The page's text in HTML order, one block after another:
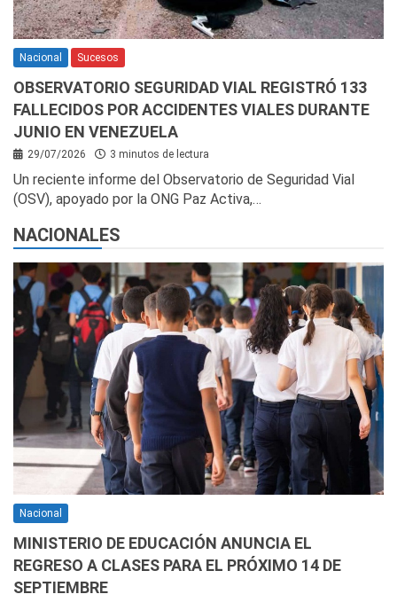
Nacional Sucesos
OBSERVATORIO SEGURIDAD VIAL REGISTRÓ 133
FALLECIDOS POR ACCIDENTES VIALES DURANTE
JUNIO EN VENEZUELA
29/07/2026 3 minutos de lectura
Un reciente informe del Observatorio de Seguridad Vial
(OSV), apoyado por la ONG Paz Activa,…
NACIONALES
Nacional
MINISTERIO DE EDUCACIÓN ANUNCIA EL
REGRESO A CLASES PARA EL PRÓXIMO 14 DE
SEPTIEMBRE